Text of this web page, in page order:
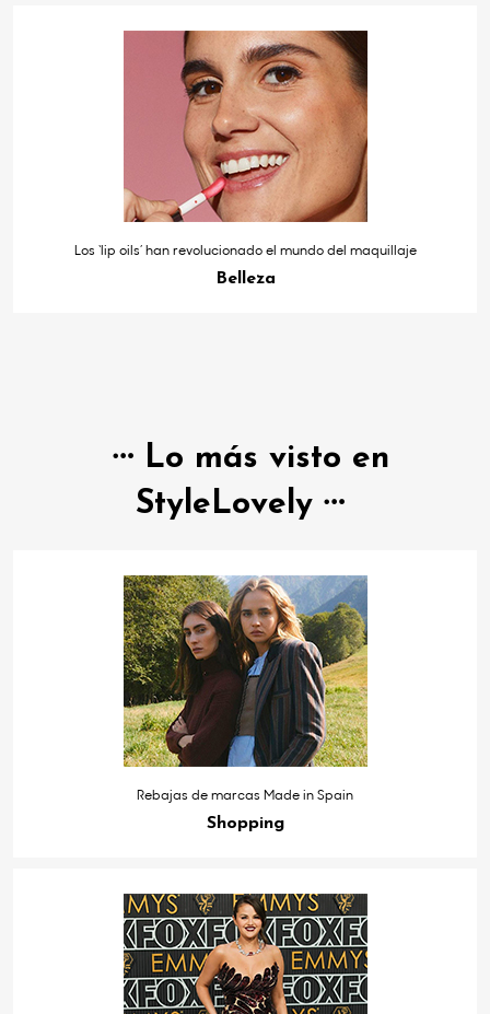
Los ‘lip oils’ han revolucionado el mundo del maquillaje
Belleza
Lo más visto en
StyleLovely
Rebajas de marcas Made in Spain
Shopping